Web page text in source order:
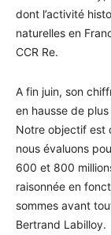
dont l’activité
naturelles en
CCR Re.
A fin juin, son
en hausse de
Notre objectif est
nous évaluons
600 et 800
raisonnée en
sommes avant
Bertrand Labilloy.